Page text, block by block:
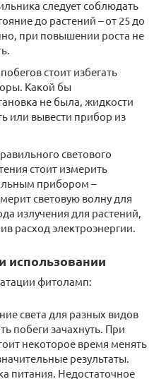
следует соблюдать
до растений – от 25 до
при повышении роста не
стоит избегать
Какой бы
не была, жидкости
или вывести прибор из
светового
стоит измерить
прибором –
световую волну для
излучения для растений,
расход электроэнергии.
использовании
фитоламп:
света для разных видов
побеги зачахнуть. При
некоторое время менять
результаты.
питания. Недостаточное